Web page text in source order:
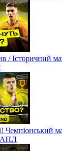
/ Історичний
Чемпіонський
АПЛ